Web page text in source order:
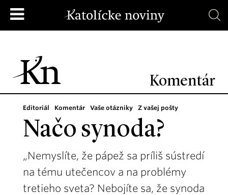
Komentár
Editoriál Komentár Vaše otázniky Z vašej pošty
Načo synoda?
„Nemyslíte, že pápež sa príliš sústredí
na tému utečencov a na problémy
tretieho sveta? Nebojíte sa, že synoda